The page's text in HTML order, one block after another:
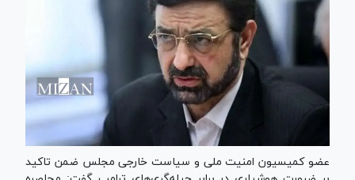
عضو کمیسیون امنیت ملی و سیاست خارجی مجلس ضمن تاکید